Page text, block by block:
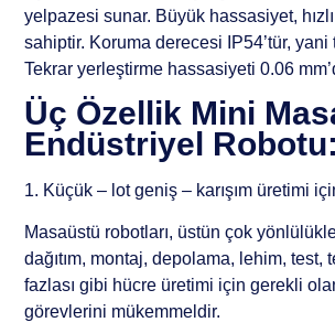
yelpazesi sunar. Büyük hassasiyet,
sahiptir. Koruma derecesi IP54’tür, yani
Tekrar yerleştirme hassasiyeti 0.06
Üç Özellik Mini
Endüstriyel Robotu:
1. Küçük – lot geniş – karışım üretimi
Masaüstü robotları, üstün çok
dağıtım, montaj, depolama, lehim, test,
fazlası gibi hücre üretimi için gerekli
görevlerini mükemmeldir.